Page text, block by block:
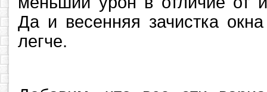
Да и весенняя зачистка
легче.